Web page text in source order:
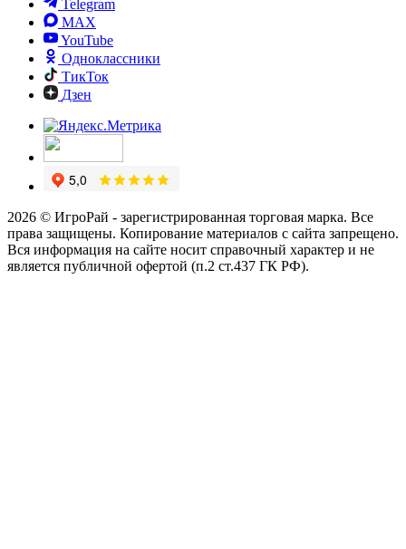
Telegram
MAX
YouTube
Одноклассники
ТикТок
Дзен
2026 © ИгроРай - зарегистрированная торговая марка. Все
права защищены. Копирование материалов с сайта запрещено.
Вся информация на сайте носит справочный характер и не
является публичной офертой (п.2 ст.437 ГК РФ).